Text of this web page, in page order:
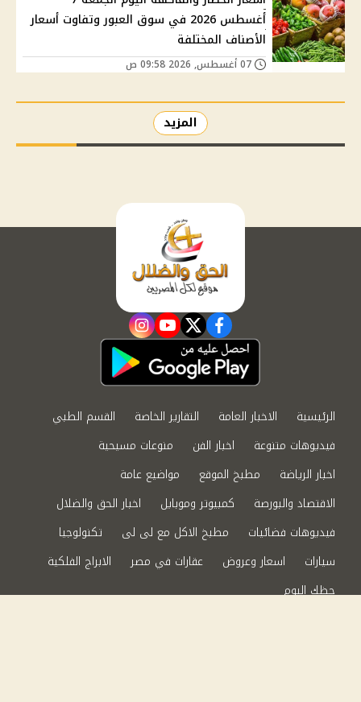
أغسطس 2026 في سوق العبور وتفاوت أسعار
الأصناف المختلفة
المزيد
facebook
twitter
youtube
instagram
الرئيسية الاخبار العامة التقارير الخاصة
القسم الطبي
فيديوهات متنوعة
اخبار الفن
منوعات مسيحية
اخبار الرياضة
مطبخ الموقع
مواضيع عامة
الاقتصاد والبورصة
كمبيوتر وموبايل
اخبار الحق والضلال
فيديوهات فضائيات
مطبخ الاكل مع لى لى
تكنولوجيا
سيارات
اسعار وعروض عقارات في مصر
الابراج الفلكية
حظك اليوم